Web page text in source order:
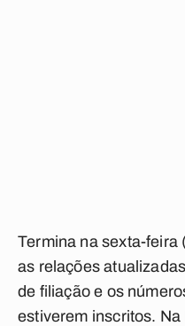
Termina na sexta-feira
as relações
de filiação e os
estiverem inscritos.